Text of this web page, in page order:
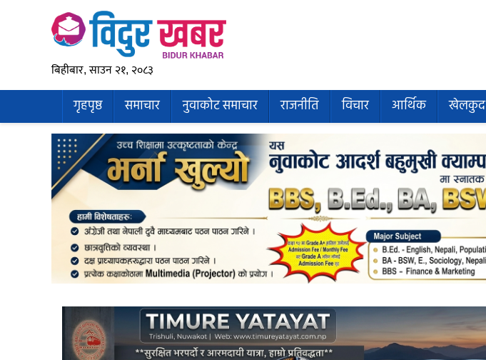
बिहीबार, साउन २१, २०८३
गृहपृष्ठ समाचार नुवाकोट समाचार राजनीति विचार आर्थिक खेलकुद